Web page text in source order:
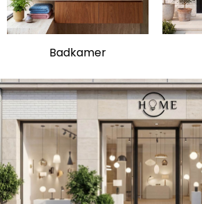
Badkamer